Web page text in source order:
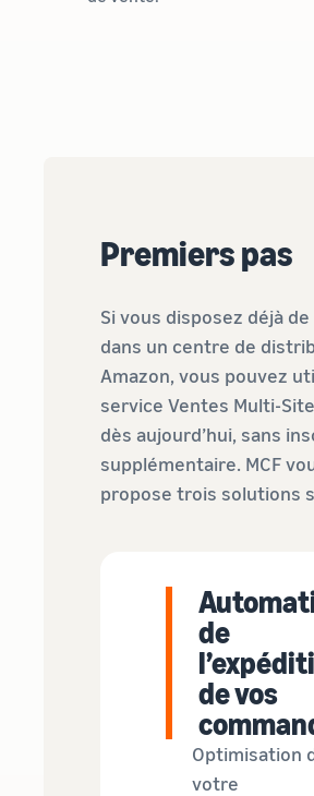
Premiers pas
Si vous disposez déjà
dans un centre de
Amazon, vous pouvez
service Ventes Multi-
dès aujourd’hui, sans
supplémentaire. MCF
propose trois solutions
de
de vos
Optimisation
votre